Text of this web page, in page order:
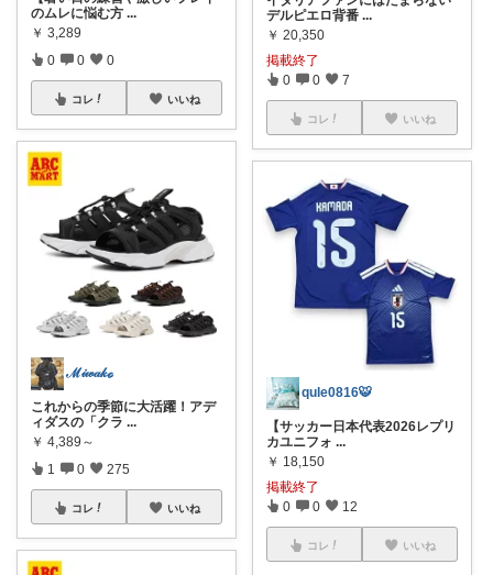
のムレに悩む方 ...
￥ 3,289
0 0 0
コレ いいね
ℳ𝒾𝓌𝒶𝓀ℴ
これからの季節に大活躍！アデ
ィダスの「クラ ...
￥ 4,389～
1 0 275
コレ いいね
デルピエロ背番 ...
￥ 20,350
掲載終了
0 0 7
コレ いいね
qule0816🐯
【サッカー日本代表2026レプリ
カユニフォ ...
￥ 18,150
掲載終了
0 0 12
コレ いいね